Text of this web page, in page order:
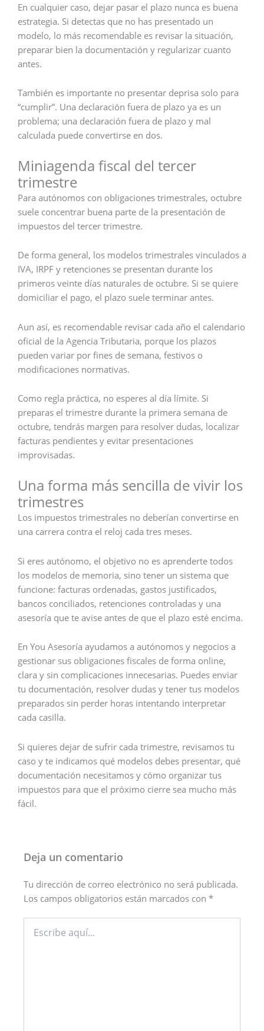
En cualquier caso, dejar pasar el plazo nunca es buena
estrategia. Si detectas que no has presentado un
modelo, lo más recomendable es revisar la situación,
preparar bien la documentación y regularizar cuanto
antes.
También es importante no presentar deprisa solo para
“cumplir”. Una declaración fuera de plazo ya es un
problema; una declaración fuera de plazo y mal
calculada puede convertirse en dos.
Miniagenda fiscal del tercer
trimestre
Para autónomos con obligaciones trimestrales, octubre
suele concentrar buena parte de la presentación de
impuestos del tercer trimestre.
De forma general, los modelos trimestrales vinculados a
IVA, IRPF y retenciones se presentan durante los
primeros veinte días naturales de octubre. Si se quiere
domiciliar el pago, el plazo suele terminar antes.
Aun así, es recomendable revisar cada año el calendario
oficial de la Agencia Tributaria, porque los plazos
pueden variar por fines de semana, festivos o
modificaciones normativas.
Como regla práctica, no esperes al día límite. Si
preparas el trimestre durante la primera semana de
octubre, tendrás margen para resolver dudas, localizar
facturas pendientes y evitar presentaciones
improvisadas.
Una forma más sencilla de vivir los
trimestres
Los impuestos trimestrales no deberían convertirse en
una carrera contra el reloj cada tres meses.
Si eres autónomo, el objetivo no es aprenderte todos
los modelos de memoria, sino tener un sistema que
funcione: facturas ordenadas, gastos justificados,
bancos conciliados, retenciones controladas y una
asesoría que te avise antes de que el plazo esté encima.
En You Asesoría ayudamos a autónomos y negocios a
gestionar sus obligaciones fiscales de forma online,
clara y sin complicaciones innecesarias. Puedes enviar
tu documentación, resolver dudas y tener tus modelos
preparados sin perder horas intentando interpretar
cada casilla.
Si quieres dejar de sufrir cada trimestre, revisamos tu
caso y te indicamos qué modelos debes presentar, qué
documentación necesitamos y cómo organizar tus
impuestos para que el próximo cierre sea mucho más
fácil.
Deja un comentario
Tu dirección de correo electrónico no será publicada.
Los campos obligatorios están marcados con *
aquí...